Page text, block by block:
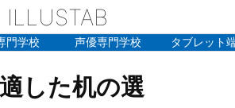
ILLUSTAB
門学校 声優専門学校 タブレット
した机の選